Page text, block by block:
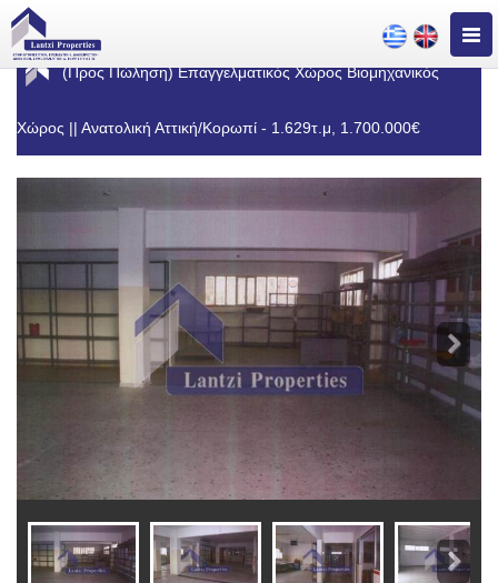
(Προς Πώληση) Επαγγελματικός Χώρος Βιομηχανικός
Χώρος || Ανατολική Αττική/Κορωπί - 1.629τ.μ, 1.700.000€